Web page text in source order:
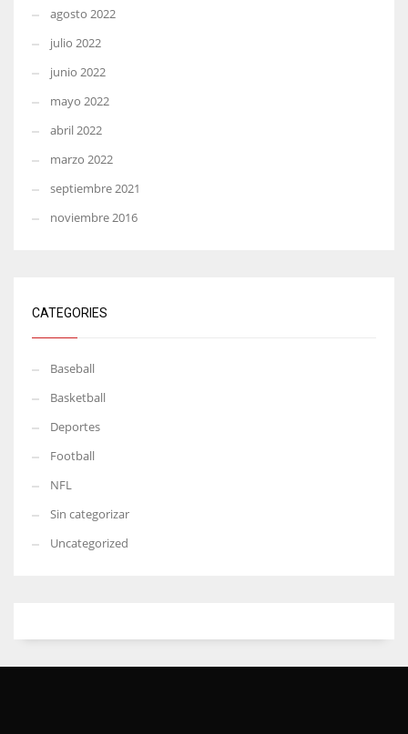
agosto 2022
julio 2022
junio 2022
mayo 2022
abril 2022
marzo 2022
septiembre 2021
noviembre 2016
CATEGORIES
Baseball
Basketball
Deportes
Football
NFL
Sin categorizar
Uncategorized